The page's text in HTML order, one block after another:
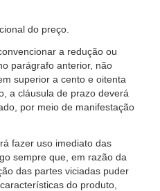
do preço.
a redução ou
parágrafo anterior, não
superior a cento e oitenta
a cláusula de prazo deverá
por meio de manifestação
fazer uso imediato das
sempre que, em razão da
das partes viciadas puder
do produto,